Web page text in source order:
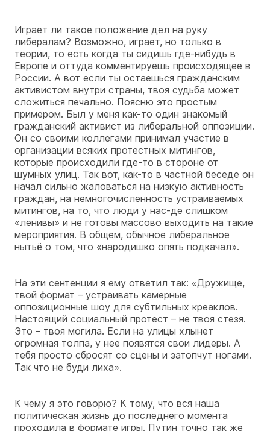
Играет ли такое положение дел на руку
либералам? Возможно, играет, но только в
теории, то есть когда ты сидишь где-нибудь в
Европе и оттуда комментируешь происходящее в
России. А вот если ты остаешься гражданским
активистом внутри страны, твоя судьба может
сложиться печально. Поясню это простым
примером. Был у меня как-то один знакомый
гражданский активист из либеральной оппозиции.
Он со своими коллегами принимал участие в
организации всяких протестных митингов,
которые происходили где-то в стороне от
шумных улиц. Так вот, как-то в частной беседе он
начал сильно жаловаться на низкую активность
граждан, на немногочисленность устраиваемых
митингов, на то, что люди у нас-де слишком
«ленивы» и не готовы массово выходить на такие
мероприятия. В общем, обычное либеральное
нытьё о том, что «народишко опять подкачал».
На эти сентенции я ему ответил так: «Дружище,
твой формат – устраивать камерные
оппозиционные шоу для субтильных креаклов.
Настоящий социальный протест – не твоя стезя.
Это – твоя могила. Если на улицы хлынет
огромная толпа, у нее появятся свои лидеры. А
тебя просто сбросят со сцены и затопчут ногами.
Так что не буди лиха».
К чему я это говорю? К тому, что вся наша
политическая жизнь до последнего момента
проходила в формате игры. Путин точно так же